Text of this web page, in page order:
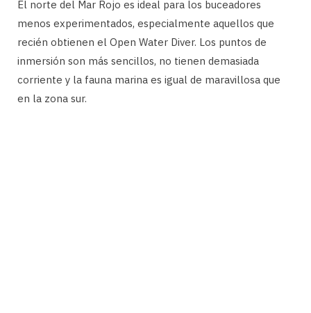
El norte del Mar Rojo es ideal para los buceadores
menos experimentados, especialmente aquellos que
recién obtienen el Open Water Diver. Los puntos de
inmersión son más sencillos, no tienen demasiada
corriente y la fauna marina es igual de maravillosa que
en la zona sur.